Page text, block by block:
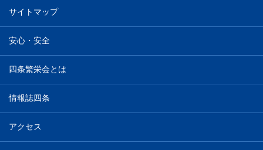
サイトマップ
安心・安全
四条繁栄会とは
情報誌四条
アクセス